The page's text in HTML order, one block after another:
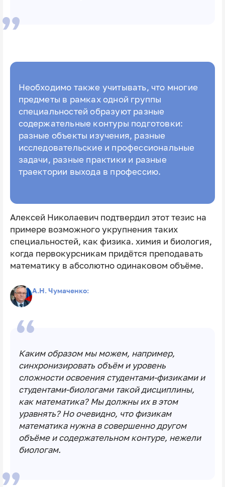
Необходимо также учитывать, что многие
предметы в рамках одной группы
специальностей образуют разные
содержательные контуры подготовки:
разные объекты изучения, разные
исследовательские и профессиональные
задачи, разные практики и разные
траектории выхода в профессию.
Алексей Николаевич подтвердил этот тезис на
примере возможного укрупнения таких
специальностей, как физика. химия и биология,
когда первокурсникам придётся преподавать
математику в абсолютно одинаковом объёме.
А.Н. Чумаченко:
Каким образом мы можем, например,
синхронизировать объём и уровень
сложности освоения студентами-физиками и
студентами-биологами такой дисциплины,
как математика? Мы должны их в этом
уравнять? Но очевидно, что физикам
математика нужна в совершенно другом
объёме и содержательном контуре, нежели
биологам.